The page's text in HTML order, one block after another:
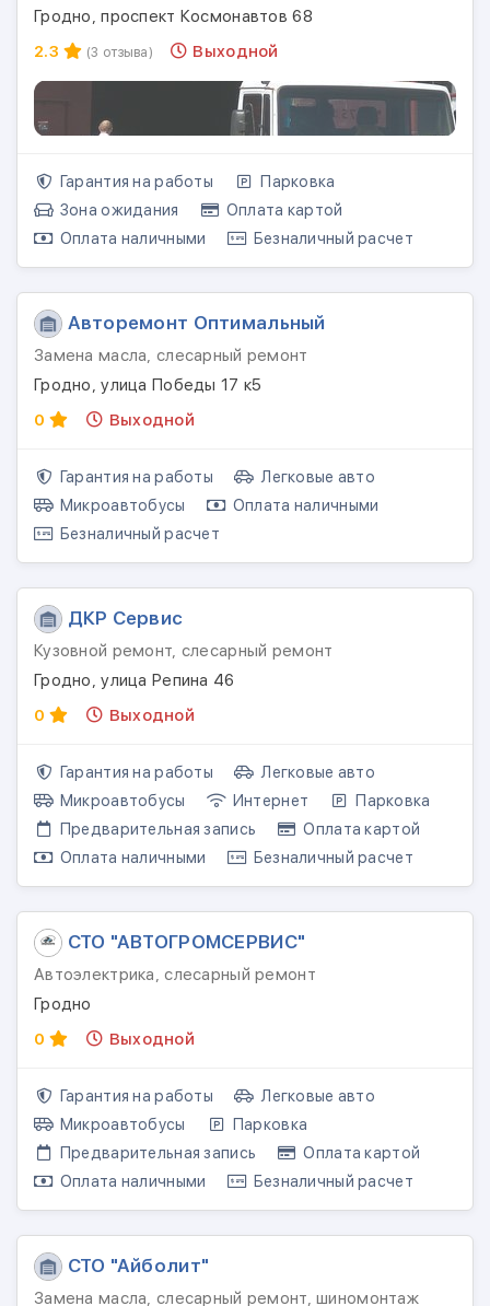
Гродно, проспект Космонавтов 68
2.3
(3 отзыва) Выходной
Гарантия на работы
Парковка
Зона ожидания
Оплата картой
Оплата наличными
Безналичный расчет
Авторемонт Оптимальный
Замена масла, слесарный ремонт
Гродно, улица Победы 17 к5
0
Выходной
Гарантия на работы
Легковые авто
Микроавтобусы
Оплата наличными
Безналичный расчет
ДКР Сервис
Кузовной ремонт, слесарный ремонт
Гродно, улица Репина 46
0
Выходной
Гарантия на работы
Легковые авто
Микроавтобусы
Интернет
Парковка
Предварительная запись
Оплата картой
Оплата наличными
Безналичный расчет
СТО "АВТОГРОМСЕРВИС"
Автоэлектрика, слесарный ремонт
Гродно
0
Выходной
Гарантия на работы
Легковые авто
Микроавтобусы
Парковка
Предварительная запись
Оплата картой
Оплата наличными
Безналичный расчет
СТО "Айболит"
Замена масла, слесарный ремонт, шиномонтаж